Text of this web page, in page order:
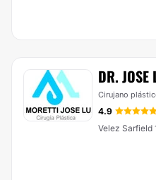
DR. JOSE
Cirujano
4.9
Velez Sarfield